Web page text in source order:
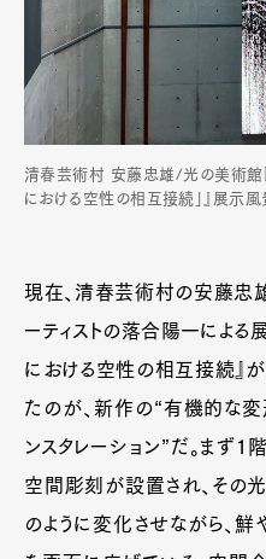
清春芸術村 安藤忠雄/光の美術館
における空性の相互接続」』展示風
現在、清春芸術村の安藤忠
ーティストの落合陽一による
における空性の相互接続』
たのが、新作の“有機的な変
ンスタレーション”だ。まず
空間彫刻が設置され、その
のように変化させながら、